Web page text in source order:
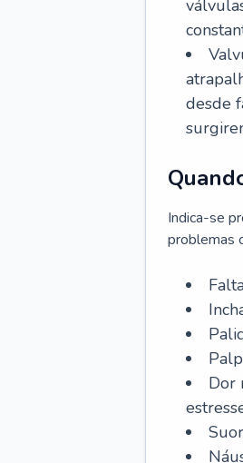
desde
Indica-se
problemas
Dor